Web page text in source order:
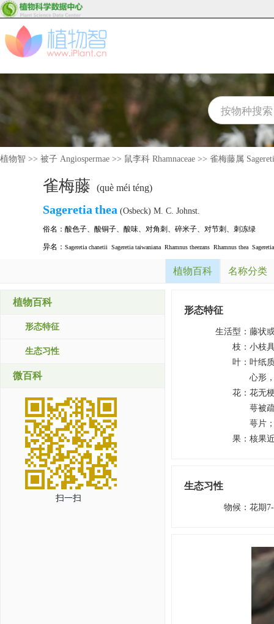
植物智 >> 被子 Angiospermae >> 鼠李科 Rhamnaceae >> 雀梅藤属
雀梅藤 (què méi téng)
Sageretia thea (Osbeck) M. C. Johnst.
俗名： 酸色子、 酸铜子、 酸味、 对角刺 、 碎米子、 对节刺 、 刺冻绿
异名： Sageretia chanetii Sageretia taiwaniana Rhamnus theezans Rhamnus thea
植物百科 名称分类
植物百科
形态特征
生态习性
微百科
扫一扫
形态特征
生活型 ： 藤状
枝 ： 小枝
叶 ： 叶纸
心形
花 ： 花无
萼被
萼片
果 ： 核果
生态习性
物候 ： 花期